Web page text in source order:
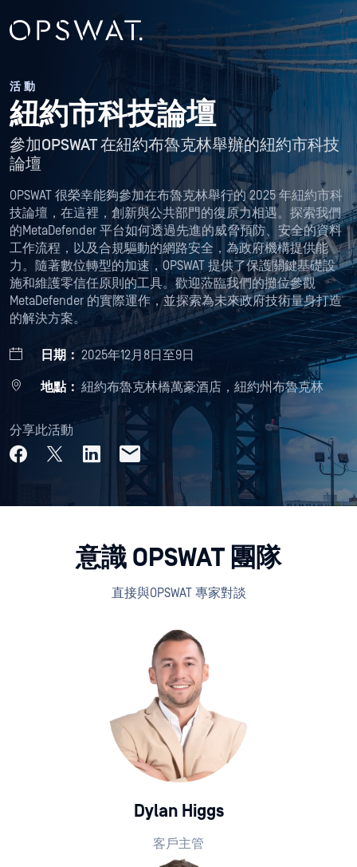
活動
紐約市科技論壇
參加OPSWAT 在紐約布魯克林舉辦的紐約市科技
論壇
OPSWAT 很榮幸能夠參加在布魯克林舉行的 2025 年紐約市科
技論壇，在這裡，創新與公共部門的復原力相遇。探索我們
的MetaDefender 平台如何透過先進的威脅預防、安全的資料
工作流程，以及合規驅動的網路安全，為政府機構提供能
力。隨著數位轉型的加速，OPSWAT 提供了保護關鍵基礎設
施和維護零信任原則的工具。歡迎蒞臨我們的攤位參觀
MetaDefender 的實際運作，並探索為未來政府技術量身打造
的解決方案。
日期： 2025年12月8日至9日
地點： 紐約布魯克林橋萬豪酒店，紐約州布魯克林
分享此活動
意識 OPSWAT 團隊
直接與OPSWAT 專家對談
Dylan Higgs
客戶主管